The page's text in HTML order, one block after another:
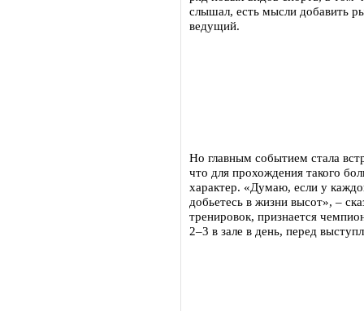
слышал, есть мысли добавить
ведущий.
Но главным событием стала
что для прохождения такого
характер. «Думаю, если у
добьетесь в жизни высот», –
тренировок, признается
2–3 в зале в день, перед